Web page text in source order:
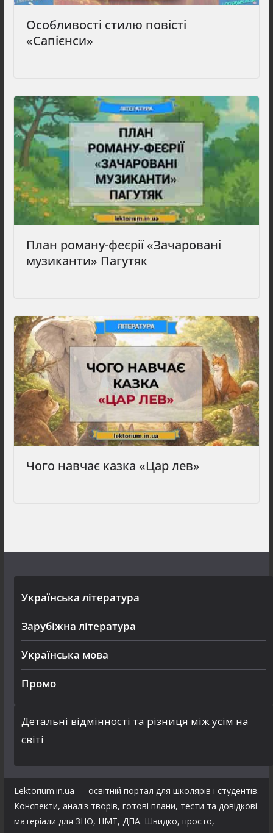
Особливості стилю повісті
«Сапієнси»
План роману-феєрії «Зачаровані
музиканти» Пагутяк
Чого навчає казка «Цар лев»
Українська література
Зарубіжна література
Українська мова
Промо
Детальні відмінності та різниця між усім на
світі
Lektorium.in.ua — освітній портал для школярів і студентів.
Конспекти, аналіз творів, готові плани, тести та довідкові
матеріали для ЗНО, НМТ, ДПА. Швидко, просто,